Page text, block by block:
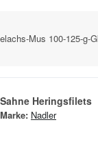
Mus 100-125-g-
Sahne Heringsfilets
Marke: Nadler